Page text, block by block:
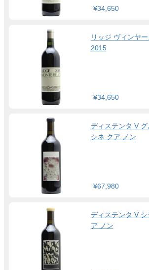
¥34,650
リッジ ヴィンヤ
2015
¥34,650
ディステンタ V
シネ クア ノン
¥67,980
ディステンタ V
ア ノン